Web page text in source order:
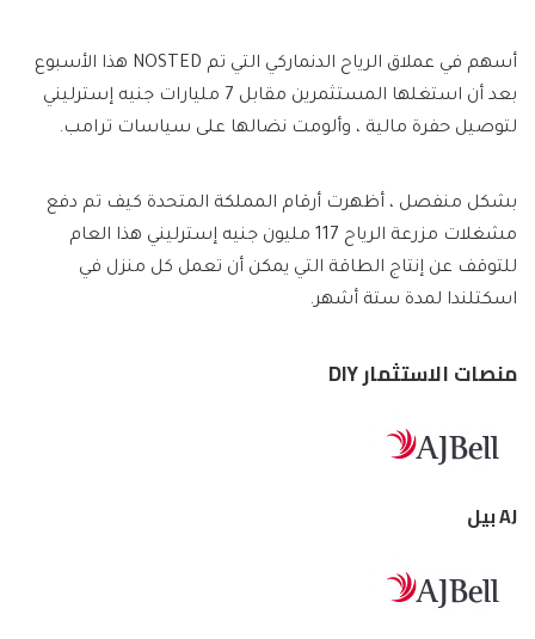
أسهم في عملاق الرياح الدنماركي التي تم NOSTED هذا الأسبوع
بعد أن استغلها المستثمرين مقابل 7 مليارات جنيه إسترليني
لتوصيل حفرة مالية ، وألومت نضالها على سياسات ترامب.
بشكل منفصل ، أظهرت أرقام المملكة المتحدة كيف تم دفع
مشغلات مزرعة الرياح 117 مليون جنيه إسترليني هذا العام
للتوقف عن إنتاج الطاقة التي يمكن أن تعمل كل منزل في
اسكتلندا لمدة ستة أشهر.
منصات الاستثمار DIY
AJ بيل